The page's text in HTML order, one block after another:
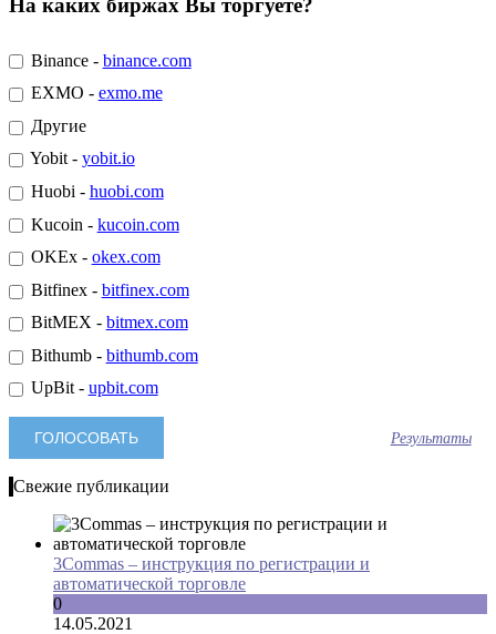
На каких биржах Вы торгуете?
Binance - binance.com
EXMO - exmo.me
Другие
Yobit - yobit.io
Huobi - huobi.com
Kucoin - kucoin.com
OKEx - okex.com
Bitfinex - bitfinex.com
BitMEX - bitmex.com
Bithumb - bithumb.com
UpBit - upbit.com
Результаты
Свежие публикации
3Commas – инструкция по регистрации и
автоматической торговле
0
14.05.2021